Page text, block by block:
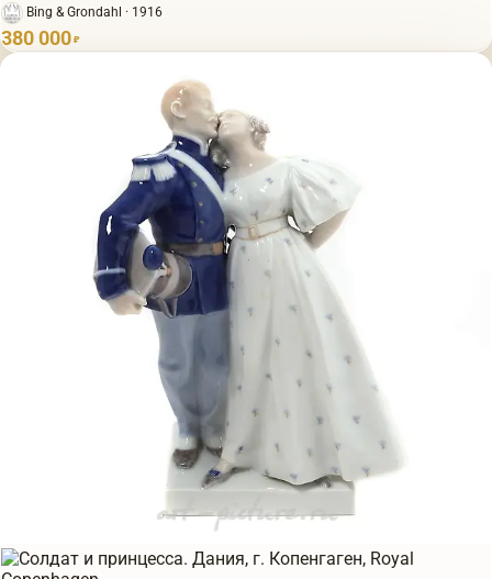
Bing & Grondahl · 1916
380 000 ₽